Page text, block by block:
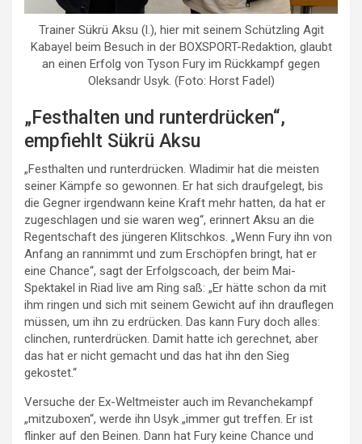
Trainer Sükrü Aksu (l.), hier mit seinem Schützling Agit
Kabayel beim Besuch in der BOXSPORT-Redaktion, glaubt
an einen Erfolg von Tyson Fury im Rückkampf gegen
Oleksandr Usyk. (Foto: Horst Fadel)
„Festhalten und runterdrücken“,
empfiehlt Sükrü Aksu
„Festhalten und runterdrücken. Wladimir hat die meisten
seiner Kämpfe so gewonnen. Er hat sich draufgelegt, bis
die Gegner irgendwann keine Kraft mehr hatten, da hat er
zugeschlagen und sie waren weg“, erinnert Aksu an die
Regentschaft des jüngeren Klitschkos. „Wenn Fury ihn von
Anfang an rannimmt und zum Erschöpfen bringt, hat er
eine Chance“, sagt der Erfolgscoach, der beim Mai-
Spektakel in Riad live am Ring saß: „Er hätte schon da mit
ihm ringen und sich mit seinem Gewicht auf ihn drauflegen
müssen, um ihn zu erdrücken. Das kann Fury doch alles:
clinchen, runterdrücken. Damit hatte ich gerechnet, aber
das hat er nicht gemacht und das hat ihn den Sieg
gekostet.“
Versuche der Ex-Weltmeister auch im Revanchekampf
„mitzuboxen“, werde ihn Usyk „immer gut treffen. Er ist
flinker auf den Beinen. Dann hat Fury keine Chance und